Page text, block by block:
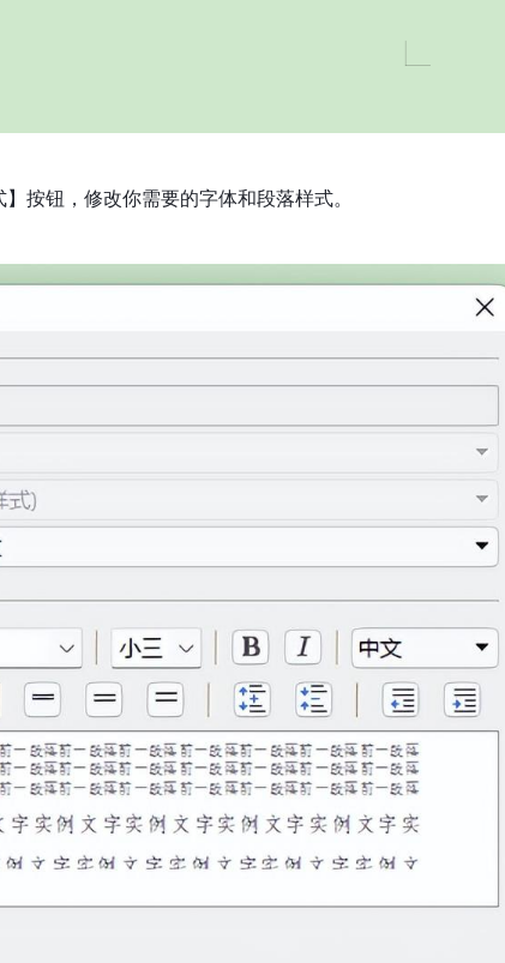
按钮，修改你需要的字体和段落样式。